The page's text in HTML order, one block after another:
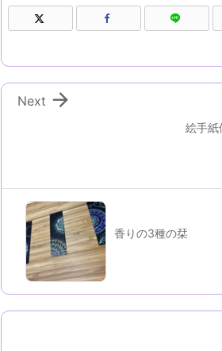
絵手紙

Next
香りの3種の栞